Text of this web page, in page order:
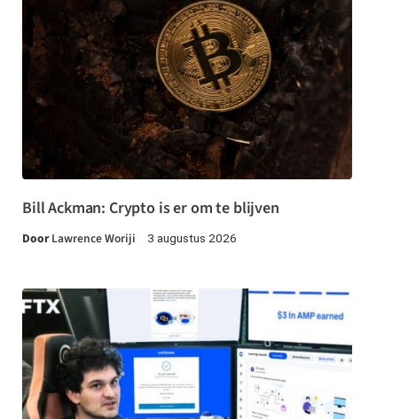
Bill Ackman: Crypto is er om te blijven
DoorLawrence Woriji 3 augustus 2026